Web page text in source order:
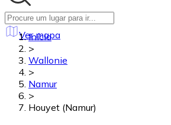
Ver mapa
Início
>
Wallonie
>
Namur
>
Houyet (Namur)